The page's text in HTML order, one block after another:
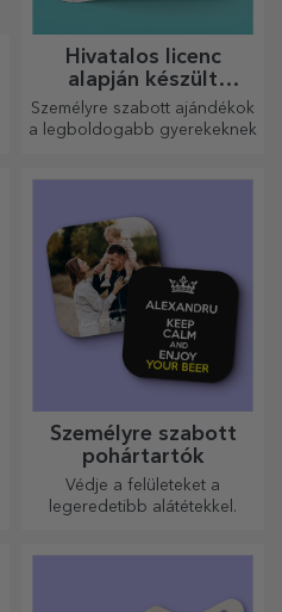
Hivatalos licenc
alapján készült
személyre szabott
ajándékok - TraLaLa
Személyre szabott ajándékok
a legboldogabb gyerekeknek
Személyre szabott
pohártartók
Védje a felületeket a
legeredetibb alátétekkel.